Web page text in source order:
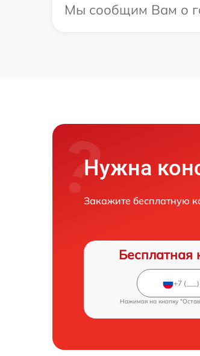
Мы сообщим Вам о
Нужна
Закажите бесплатную
Бесплатная
Нажимая на кнопку